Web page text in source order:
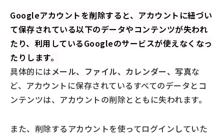
Googleアカウントを削除すると、アカウントに紐づい
て保存されている以下のデータやコンテンツが失われ
たり、利用しているGoogleのサービスが使えなくなっ
たりします。
具体的にはメール、ファイル、カレンダー、写真な
ど、アカウントに保存されているすべてのデータとコ
ンテンツは、アカウントの削除とともに失われます。
また、削除するアカウントを使ってログインしていた